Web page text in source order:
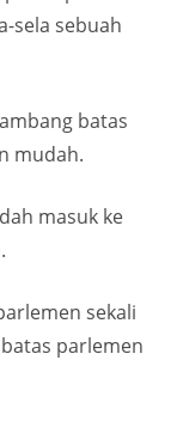
sela sebuah
batas
mudah.
masuk ke
sekali
parlemen